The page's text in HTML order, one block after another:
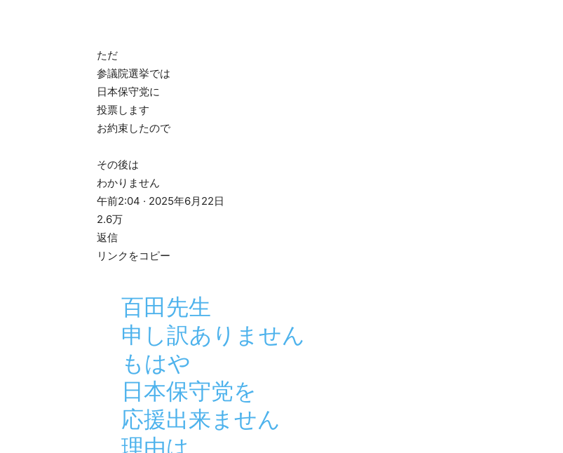
ただ
参議院選挙では
日本保守党に
投票します
お約束したので
その後は
わかりません
午前2:04 · 2025年6月22日
2.6万
返信
リンクをコピー
百田先生
申し訳ありません
もはや
日本保守党を
応援出来ません
理由は